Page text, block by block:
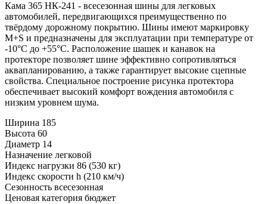
Кама 365 НК-241 - всесезонная шины для легковых
автомобилей, передвигающихся преимущественно по
твёрдому дорожному покрытию. Шины имеют маркировку
M+S и предназначены для эксплуатации при температуре от
-10°С до +55°С. Расположение шашек и канавок на
протекторе позволяет шине эффективно сопротивляться
аквапланированию, а также гарантирует высокие сцепные
свойства. Специальное построение рисунка протектора
обеспечивает высокий комфорт вождения автомобиля с
низким уровнем шума.
Ширина 185
Высота 60
Диаметр 14
Назначение легковой
Индекс нагрузки 86 (530 кг)
Индекс скорости h (210 км/ч)
Сезонность всесезонная
Ценовая категория бюджет